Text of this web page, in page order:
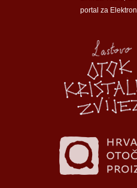
Groblje
Groblje
portal za